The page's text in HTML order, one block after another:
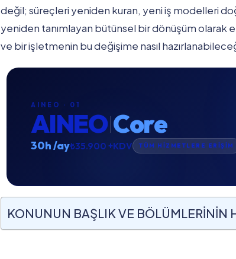
değil; süreçleri yeniden kuran, yeni iş modelleri
yeniden tanımlayan bütünsel bir dönüşüm olarak
ve bir işletmenin bu değişime nasıl
AINEO · 01
AINEOCore
30h /ay₺35.900 +KDV TÜM HİZMETLERE ERİŞİM
KONUNUN BAŞLIK VE BÖLÜMLERİNİN